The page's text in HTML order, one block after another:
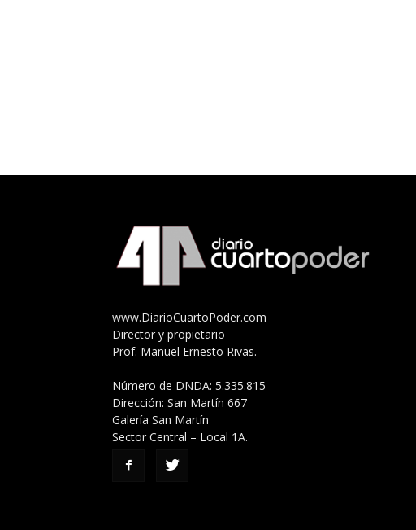
www.DiarioCuartoPoder.com
Director y propietario
Prof. Manuel Ernesto Rivas.
Número de DNDA: 5.335.815
Dirección: San Martín 667
Galería San Martín
Sector Central – Local 1A.